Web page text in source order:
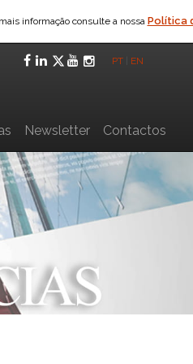
informação consulte a nossa Política
Facebook
LinkedIn
Twitter
YouTube
PT EN
Newsletter Contactos